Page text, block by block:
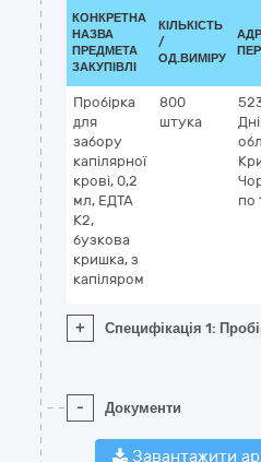
КОНКРЕТНА
НАЗВА
ПРЕДМЕТА
ЗАКУПІВЛІ
КІЛЬКІСТЬ
/
ОД.ВИМІРУ
Пробірка
для
забору
капілярної
крові, 0,2
мл, ЕДТА
К2,
бузкова
кришка, з
капіляром
800
штука
по
+ Специфікація 1:
- Документи
Завантажити